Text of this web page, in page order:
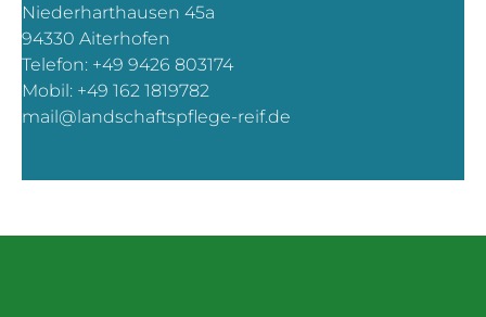
Niederharthausen 45a
94330 Aiterhofen
Telefon: +49 9426 803174
Mobil: +49 162 1819782
mail@landschaftspflege-reif.de